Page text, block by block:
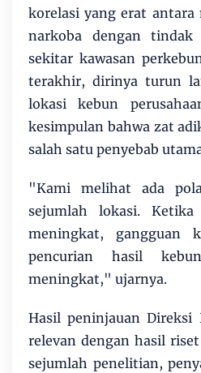
korelasi yang erat antara
narkoba dengan
sekitar kawasan
terakhir, dirinya turun
lokasi kebun
kesimpulan bahwa zat
salah satu penyebab
"Kami melihat ada
sejumlah lokasi. Ketika
meningkat, gangguan
pencurian hasil
meningkat," ujarnya.
Hasil peninjauan Direksi
relevan dengan hasil
sejumlah penelitian,